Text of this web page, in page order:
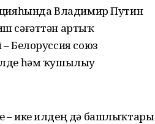
Владимир Путин
сәғәттән артыҡ
Белоруссия союз
һәм ҡушылыу
– ике илдең дә башлыҡтары